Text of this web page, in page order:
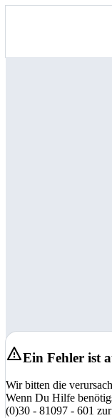
Ein Fehler ist
Wir bitten die
Wenn Du Hilfe
(0)30 - 81097 - 601